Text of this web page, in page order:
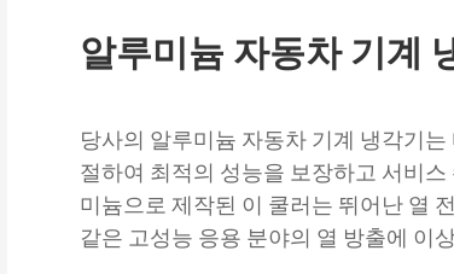
알루미늄 자동차 기계
당사의 알루미늄 자동차 기계 냉각기
절하여 최적의 성능을 보장하고 서비
미늄으로 제작된 이 쿨러는 ​​뛰어난 열
같은 고성능 응용 분야의 열 방출에 이